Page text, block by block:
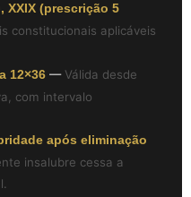
XXIX (prescrição 5
constitucionais aplicáveis
12×36 — Válida desde
com intervalo
após eliminação
insalubre cessa a